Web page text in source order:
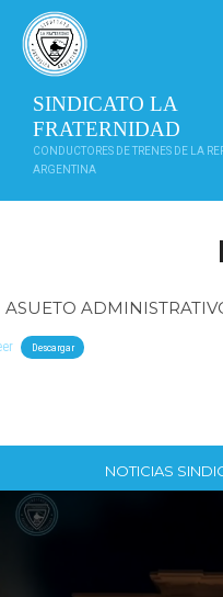
contenido
SINDICATO LA
FRATERNIDAD
CONDUCTORES DE TRENES DE LA
ARGENTINA
ASUETO
Descargar
NOTICIAS